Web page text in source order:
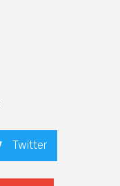
Twitter